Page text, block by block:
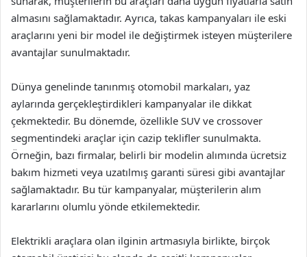
almasını sağlamaktadır. Ayrıca, takas kampanyaları ile eski
araçlarını yeni bir model ile değiştirmek isteyen müşterilere
avantajlar sunulmaktadır.
Dünya genelinde tanınmış otomobil markaları, yaz
aylarında gerçekleştirdikleri kampanyalar ile dikkat
çekmektedir. Bu dönemde, özellikle SUV ve crossover
segmentindeki araçlar için cazip teklifler sunulmakta.
Örneğin, bazı firmalar, belirli bir modelin alımında ücretsiz
bakım hizmeti veya uzatılmış garanti süresi gibi avantajlar
sağlamaktadır. Bu tür kampanyalar, müşterilerin alım
kararlarını olumlu yönde etkilemektedir.
Elektrikli araçlara olan ilginin artmasıyla birlikte, birçok